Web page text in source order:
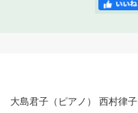
大島君子（ピアノ） 西村律